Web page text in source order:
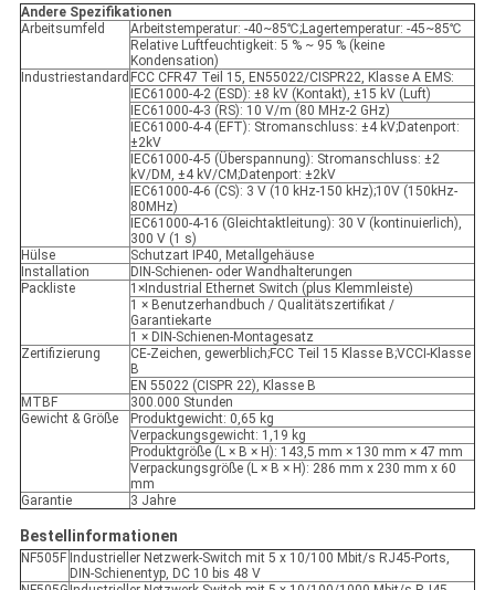
Andere Spezifikationen
Arbeitsumfeld
Arbeitstemperatur: -40~85℃;Lagertemperatur: -45~85℃
Relative Luftfeuchtigkeit: 5 % ~ 95 % (keine
Kondensation)
Industriestandard FCC CFR47 Teil 15, EN55022/CISPR22, Klasse A EMS:
IEC61000-4-2 (ESD): ±8 kV (Kontakt), ±15 kV (Luft)
IEC61000-4-3 (RS): 10 V/m (80 MHz-2 GHz)
IEC61000-4-4 (EFT): Stromanschluss: ±4 kV;Datenport:
±2kV
IEC61000-4-5 (Überspannung): Stromanschluss: ±2
kV/DM, ±4 kV/CM;Datenport: ±2kV
IEC61000-4-6 (CS): 3 V (10 kHz-150 kHz);10V (150kHz-
80MHz)
IEC61000-4-16 (Gleichtaktleitung): 30 V (kontinuierlich),
300 V (1 s)
Hülse
Schutzart IP40, Metallgehäuse
Installation
DIN-Schienen- oder Wandhalterungen
Packliste
1×Industrial Ethernet Switch (plus Klemmleiste)
1 × Benutzerhandbuch / Qualitätszertifikat /
Garantiekarte
1 × DIN-Schienen-Montagesatz
Zertifizierung
CE-Zeichen, gewerblich;FCC Teil 15 Klasse B;VCCI-Klasse
B
EN 55022 (CISPR 22), Klasse B
MTBF
300.000 Stunden
Gewicht & Größe
Produktgewicht: 0,65 kg
Verpackungsgewicht: 1,19 kg
Produktgröße (L × B × H): 143,5 mm × 130 mm × 47 mm
Verpackungsgröße (L × B × H): 286 mm x 230 mm x 60
mm
Garantie
3 Jahre
Bestellinformationen
NF505F Industrieller Netzwerk-Switch mit 5 x 10/100 Mbit/s RJ45-Ports,
DIN-Schienentyp, DC 10 bis 48 V